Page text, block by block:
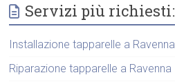
Servizi più richiesti:
Installazione tapparelle a Ravenna
Riparazione tapparelle a Ravenna